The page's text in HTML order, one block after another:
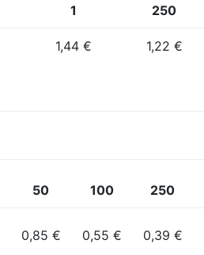
1 250
1,44 € 1,22 €
50 100 250
0,85 € 0,55 € 0,39 €